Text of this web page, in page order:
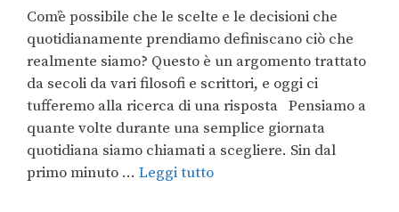
Com’è possibile che le scelte e le decisioni che
quotidianamente prendiamo definiscano ciò che
realmente siamo? Questo è un argomento trattato
da secoli da vari filosofi e scrittori, e oggi ci
tufferemo alla ricerca di una risposta Pensiamo a
quante volte durante una semplice giornata
quotidiana siamo chiamati a scegliere. Sin dal
primo minuto … Leggi tutto